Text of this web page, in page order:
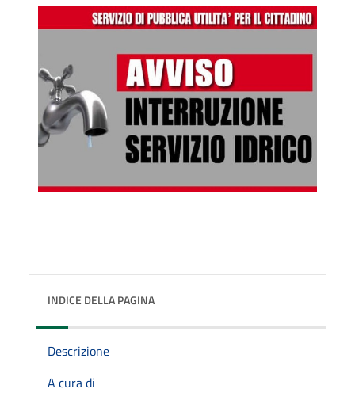
INDICE DELLA PAGINA
Descrizione
A cura di